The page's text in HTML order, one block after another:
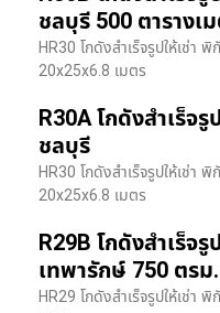
ชลบุรี 500 ตารางเ
HR30 โกดังสำเร็จรูปให้เช่า
20x25x6.8 เมตร
R30A โกดังสำเร็จ
ชลบุรี
HR30 โกดังสำเร็จรูปให้เช่า
20x25x6.8 เมตร
R29B โกดังสำเร็จ
เทพารักษ์ 750 ตรม.
HR29 โกดังสำเร็จรูปให้เช่า